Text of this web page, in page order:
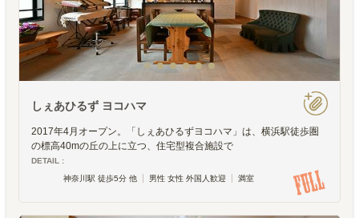
しぇあひるず ヨコハマ
2017年4月オープン。「しぇあひるずヨコハマ」は、横浜駅徒歩圏
の標高40mの丘の上に立つ、住宅型複合施設で
DETAIL :
神奈川駅 徒歩5分 他
男性 女性 外国人歓迎 満室